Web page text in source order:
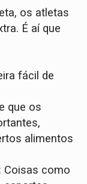
os atletas
É aí que
fácil de
que os
alimentos
Coisas como